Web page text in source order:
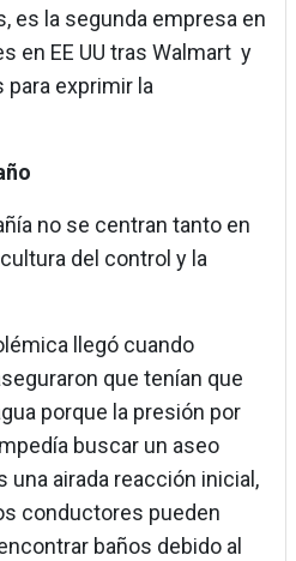
es la segunda empresa en
en EE UU tras Walmart y
para exprimir la
no se centran tanto en
del control y la
llegó cuando
que tenían que
porque la presión por
buscar un aseo
una airada reacción inicial,
conductores pueden
baños debido al